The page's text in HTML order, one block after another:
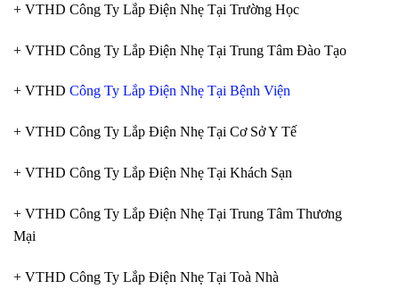
+ VTHD Công Ty Lắp Điện Nhẹ Tại Trường Học
+ VTHD Công Ty Lắp Điện Nhẹ Tại Trung Tâm Đào Tạo
+ VTHD Công Ty Lắp Điện Nhẹ Tại Bệnh Viện
+ VTHD Công Ty Lắp Điện Nhẹ Tại Cơ Sở Y Tế
+ VTHD Công Ty Lắp Điện Nhẹ Tại Khách Sạn
+ VTHD Công Ty Lắp Điện Nhẹ Tại Trung Tâm Thương
Mại
+ VTHD Công Ty Lắp Điện Nhẹ Tại Toà Nhà